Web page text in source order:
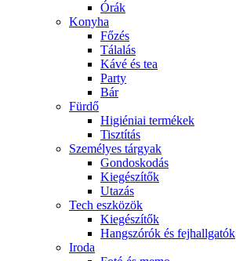
Órák
Konyha
Főzés
Tálalás
Kávé és tea
Party
Bár
Fürdő
Higiéniai termékek
Tisztítás
Személyes tárgyak
Gondoskodás
Kiegészítők
Utazás
Tech eszközök
Kiegészítők
Hangszórók és fejhallgatók
Iroda